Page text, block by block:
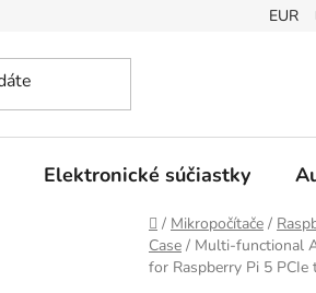
EUR
Elektronické súčiastky
Domov
/ Mikropočítače /
Case / Multi-functional
for Raspberry Pi 5 PCIe